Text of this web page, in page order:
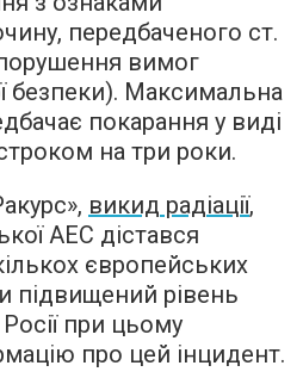
передбаченого ст.
вимог
безпеки). Максимальна
покарання у виді
на три роки.
викид радіації,
АЕС дістався
європейських
підвищений рівень
при цьому
про цей інцидент.